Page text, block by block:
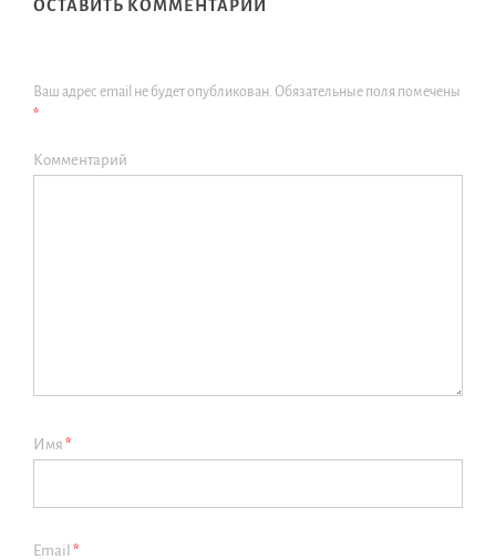
ОСТАВИТЬ КОММЕНТАРИЙ
Ваш адрес email не будет опубликован. Обязательные поля помечены
*
Комментарий
Имя *
Email *